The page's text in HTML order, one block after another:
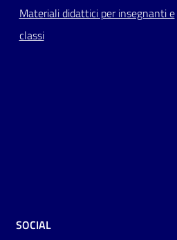
Materiali didattici per insegnanti e
classi
SOCIAL